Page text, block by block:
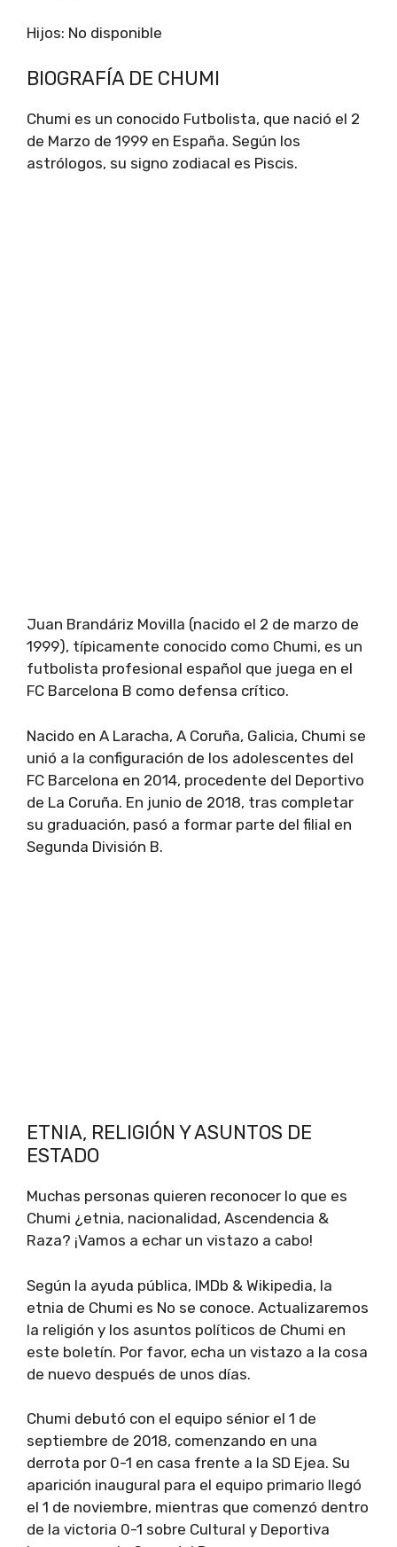
Hijos: No disponible
BIOGRAFÍA DE CHUMI
Chumi es un conocido Futbolista, que nació el 2
de Marzo de 1999 en España. Según los
astrólogos, su signo zodiacal es Piscis.
Juan Brandáriz Movilla (nacido el 2 de marzo de
1999), típicamente conocido como Chumi, es un
futbolista profesional español que juega en el
FC Barcelona B como defensa crítico.
Nacido en A Laracha, A Coruña, Galicia, Chumi se
unió a la configuración de los adolescentes del
FC Barcelona en 2014, procedente del Deportivo
de La Coruña. En junio de 2018, tras completar
su graduación, pasó a formar parte del filial en
Segunda División B.
ETNIA, RELIGIÓN Y ASUNTOS DE
ESTADO
Muchas personas quieren reconocer lo que es
Chumi ¿etnia, nacionalidad, Ascendencia &
Raza? ¡Vamos a echar un vistazo a cabo!
Según la ayuda pública, IMDb & Wikipedia, la
etnia de Chumi es No se conoce. Actualizaremos
la religión y los asuntos políticos de Chumi en
este boletín. Por favor, echa un vistazo a la cosa
de nuevo después de unos días.
Chumi debutó con el equipo sénior el 1 de
septiembre de 2018, comenzando en una
derrota por 0-1 en casa frente a la SD Ejea. Su
aparición inaugural para el equipo primario llegó
el 1 de noviembre, mientras que comenzó dentro
de la victoria 0-1 sobre Cultural y Deportiva